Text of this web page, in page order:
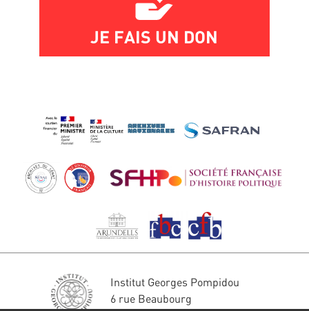
JE FAIS UN DON
Institut Georges Pompidou
6 rue Beaubourg